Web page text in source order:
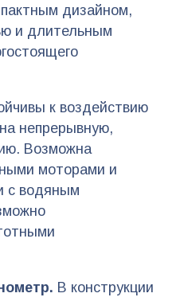
дизайном,
и длительным
к воздействию
непрерывную,
Возможна
моторами и
с водяным
В конструкции